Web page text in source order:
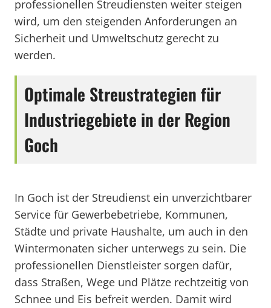
professionellen Streudiensten weiter steigen
wird, um den steigenden Anforderungen an
Sicherheit und Umweltschutz gerecht zu
werden.
Optimale Streustrategien für
Industriegebiete in der Region
Goch
In Goch ist der Streudienst ein unverzichtbarer
Service für Gewerbebetriebe, Kommunen,
Städte und private Haushalte, um auch in den
Wintermonaten sicher unterwegs zu sein. Die
professionellen Dienstleister sorgen dafür,
dass Straßen, Wege und Plätze rechtzeitig von
Schnee und Eis befreit werden. Damit wird